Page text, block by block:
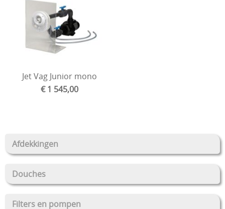
liners
Loodgieterij PVC
Onderhoud
Reiniging
Verwarmen
Waterbehandeling
Waterreservoir
Afdekkingen
Douches
Filters en pompen
Jet Vag Junior mono
€ 1 545,00